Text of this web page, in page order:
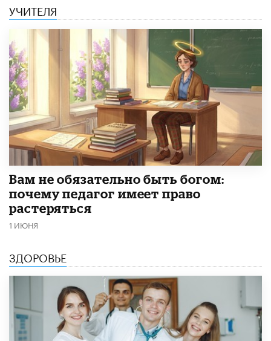
УЧИТЕЛЯ
​Вам не обязательно быть богом:
почему педагог имеет право
растеряться
1 ИЮНЯ
ЗДОРОВЬЕ